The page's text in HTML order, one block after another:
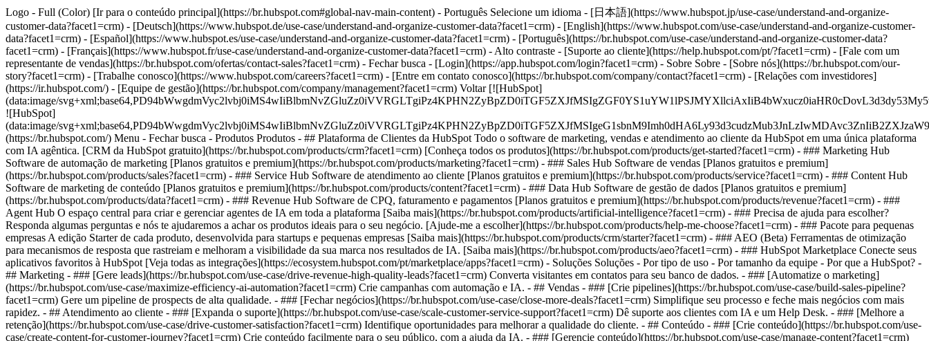
Logo - Full (Color) [Ir para o conteúdo principal](https://br.hubspot.com#global-nav-main-content) - Português Selecione um idioma - [日本語](https://www.hubspot.jp/use-case/understand-and-organize-
customer-data?facet1=crm) - [Deutsch](https://www.hubspot.de/use-case/understand-and-organize-customer-data?facet1=crm) - [English](https://www.hubspot.com/use-case/understand-and-organize-customer-
data?facet1=crm) - [Español](https://www.hubspot.es/use-case/understand-and-organize-customer-data?facet1=crm) - [Português](https://br.hubspot.com/use-case/understand-and-organize-customer-data?
facet1=crm) - [Français](https://www.hubspot.fr/use-case/understand-and-organize-customer-data?facet1=crm) - Alto contraste - [Suporte ao cliente](https://help.hubspot.com/pt/?facet1=crm) - [Fale com um
representante de vendas](https://br.hubspot.com/ofertas/contact-sales?facet1=crm) - Fechar busca - [Login](https://app.hubspot.com/login?facet1=crm) - Sobre Sobre - [Sobre nós](https://br.hubspot.com/our-
story?facet1=crm) - [Trabalhe conosco](https://www.hubspot.com/careers?facet1=crm) - [Entre em contato conosco](https://br.hubspot.com/company/contact?facet1=crm) - [Relações com investidores]
(https://ir.hubspot.com/) - [Equipe de gestão](https://br.hubspot.com/company/management?facet1=crm) Voltar [![HubSpot]
(data:image/
![HubSpot]
(data:image/
(https://br.hubspot.com/) Menu - Fechar busca - Produtos Produtos - ## Plataforma de Clientes da HubSpot Todo o software de marketing, vendas e atendimento ao cliente da HubSpot em uma única plataforma
com IA agêntica. [CRM da HubSpot gratuito](https://br.hubspot.com/products/crm?facet1=crm) [Conheça todos os produtos](https://br.hubspot.com/products/get-started?facet1=crm) - ### Marketing Hub
Software de automação de marketing [Planos gratuitos e premium](https://br.hubspot.com/products/marketing?facet1=crm) - ### Sales Hub Software de vendas [Planos gratuitos e premium]
(https://br.hubspot.com/products/sales?facet1=crm) - ### Service Hub Software de atendimento ao cliente [Planos gratuitos e premium](https://br.hubspot.com/products/service?facet1=crm) - ### Content Hub
Software de marketing de conteúdo [Planos gratuitos e premium](https://br.hubspot.com/products/content?facet1=crm) - ### Data Hub Software de gestão de dados [Planos gratuitos e premium]
(https://br.hubspot.com/products/data?facet1=crm) - ### Revenue Hub Software de CPQ, faturamento e pagamentos [Planos gratuitos e premium](https://br.hubspot.com/products/revenue?facet1=crm) - ###
Agent Hub O espaço central para criar e gerenciar agentes de IA em toda a plataforma [Saiba mais](https://br.hubspot.com/products/artificial-intelligence?facet1=crm) - ### Precisa de ajuda para escolher?
Responda algumas perguntas e nós te ajudaremos a achar os produtos ideais para o seu negócio. [Ajude-me a escolher](https://br.hubspot.com/products/help-me-choose?facet1=crm) - ### Pacote para pequenas
empresas A edição Starter de cada produto, desenvolvida para startups e pequenas empresas [Saiba mais](https://br.hubspot.com/products/crm/starter?facet1=crm) - ### AEO (Beta) Ferramentas de otimização
para mecanismos de resposta que rastreiam e melhoram a visibilidade da sua marca nos resultados de IA. [Saiba mais](https://br.hubspot.com/products/aeo?facet1=crm) - ### HubSpot Marketplace Conecte seus
aplicativos favoritos à HubSpot [Veja todas as integrações](https://ecosystem.hubspot.com/pt/marketplace/apps?facet1=crm) - Soluções Soluções - Por tipo de uso - Por tamanho da equipe - Por que a HubSpot? -
## Marketing - ### [Gere leads](https://br.hubspot.com/use-case/drive-revenue-high-quality-leads?facet1=crm) Converta visitantes em contatos para seu banco de dados. - ### [Automatize o marketing]
(https://br.hubspot.com/use-case/maximize-efficiency-ai-automation?facet1=crm) Crie campanhas com automação e IA. - ## Vendas - ### [Crie pipelines](https://br.hubspot.com/use-case/build-sales-pipeline?
facet1=crm) Gere um pipeline de prospects de alta qualidade. - ### [Fechar negócios](https://br.hubspot.com/use-case/close-more-deals?facet1=crm) Simplifique seu processo e feche mais negócios com mais
rapidez. - ## Atendimento ao cliente - ### [Expanda o suporte](https://br.hubspot.com/use-case/scale-customer-service-support?facet1=crm) Dê suporte aos clientes com IA e um Help Desk. - ### [Melhore a
retenção](https://br.hubspot.com/use-case/drive-customer-satisfaction?facet1=crm) Identifique oportunidades para melhorar a qualidade do cliente. - ## Conteúdo - ### [Crie conteúdo](https://br.hubspot.com/use-
case/create-content-for-customer-journey?facet1=crm) Crie conteúdo facilmente para o seu público, com a ajuda da IA. - ### [Gerencie conteúdo](https://br.hubspot.com/use-case/manage-content?facet1=crm)